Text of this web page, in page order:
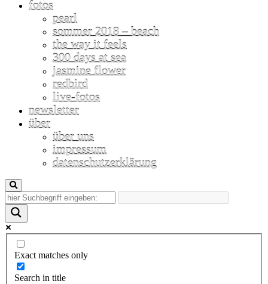
fotos
pearl
sommer 2018 – beach
the way it feels
300 days at sea
jasmine flower
redbird
live-fotos
newsletter
über
über uns
impressum
datenschutzerklärung
Exact matches only
Search in title